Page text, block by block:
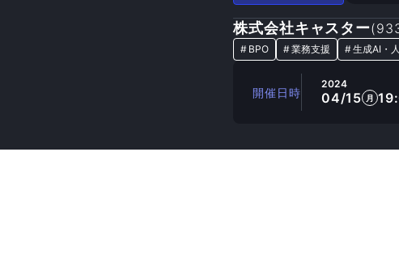
株式会社キャスター(
# BPO #業務支援 #生成AI・
開催日時
2024
04/15 月